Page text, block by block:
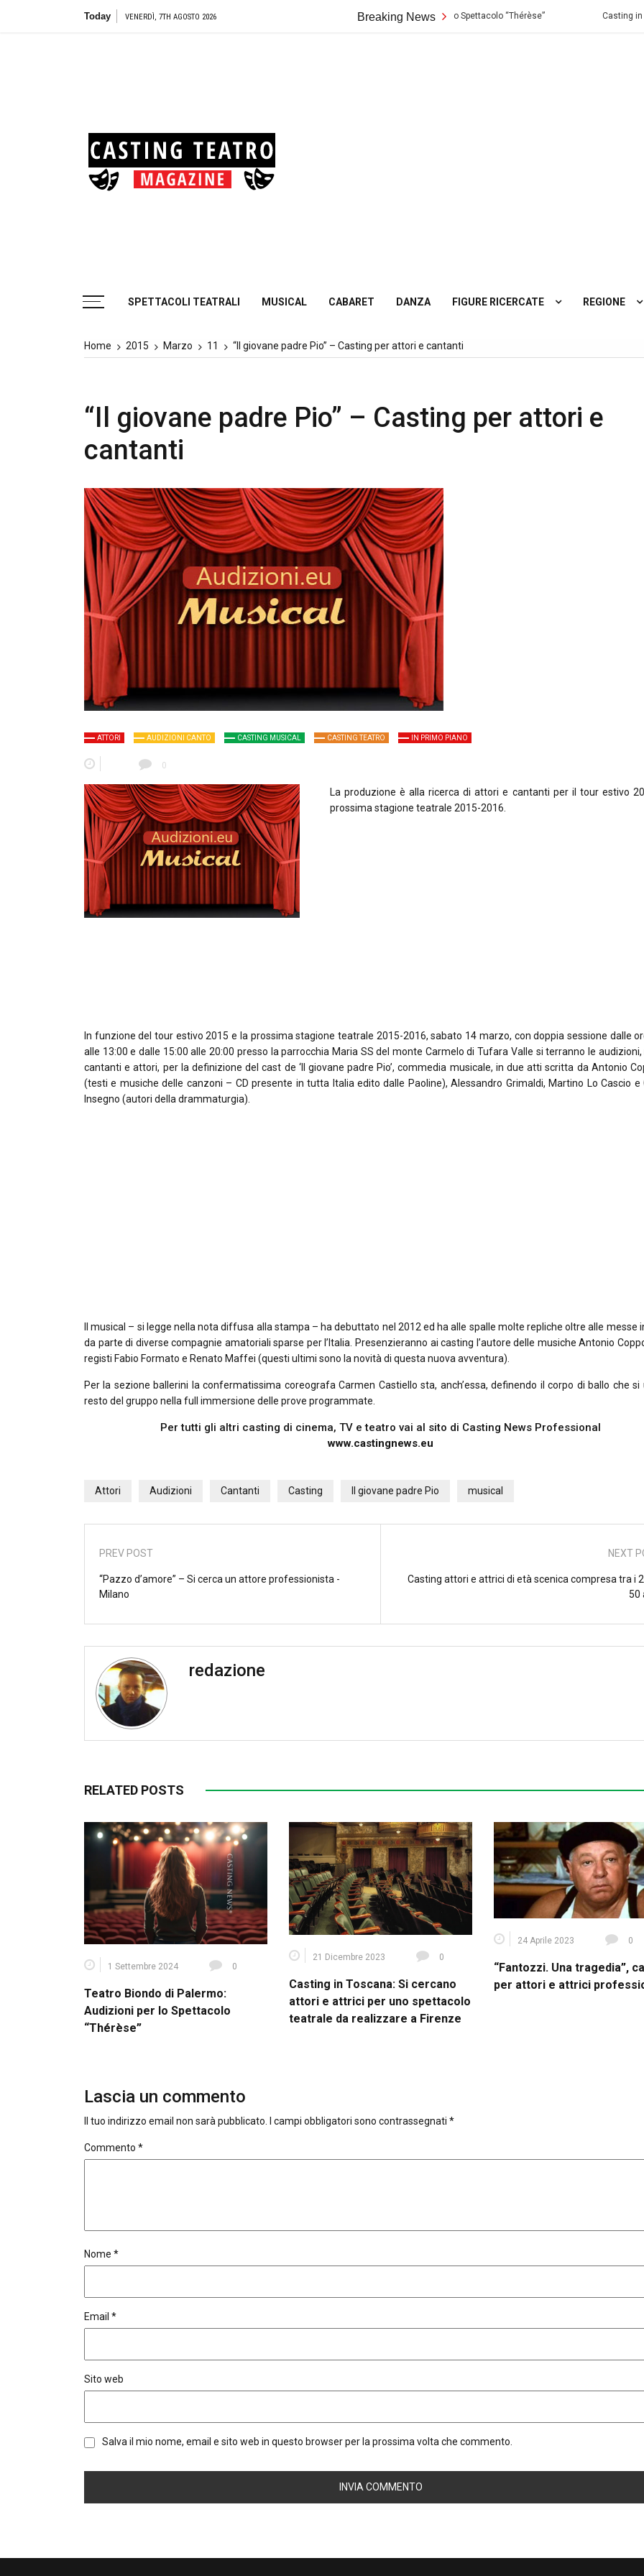
Today VENERDÌ, 7TH AGOSTO 2026 Breaking News
Teatro Biondo di Palermo: Audizioni per lo Spettacolo “Thérèse” Casting in
SPETTACOLI TEATRALI MUSICAL CABARET DANZA FIGURE RICERCATE REGIONE
Home 2015 Marzo 11 “Il giovane padre Pio” – Casting per attori e cantanti
“Il giovane padre Pio” – Casting per attori e
cantanti
ATTORI AUDIZIONI CANTO CASTING MUSICAL CASTING TEATRO IN PRIMO PIANO
0
La produzione è alla ricerca di attori e cantanti per il tour estivo
prossima stagione teatrale 2015-2016.
In funzione del tour estivo 2015 e la prossima stagione teatrale 2015-2016, sabato 14 marzo, con doppia sessione dalle
alle 13:00 e dalle 15:00 alle 20:00 presso la parrocchia Maria SS del monte Carmelo di Tufara Valle si terranno le audizioni,
cantanti e attori, per la definizione del cast de ‘Il giovane padre Pio’, commedia musicale, in due atti scritta da Antonio
(testi e musiche delle canzoni – CD presente in tutta Italia edito dalle Paoline), Alessandro Grimaldi, Martino Lo Cascio e
Insegno (autori della drammaturgia).
Il musical – si legge nella nota diffusa alla stampa – ha debuttato nel 2012 ed ha alle spalle molte repliche oltre alle messe
da parte di diverse compagnie amatoriali sparse per l’Italia. Presenzieranno ai casting l’autore delle musiche Antonio
registi Fabio Formato e Renato Maffei (questi ultimi sono la novità di questa nuova avventura).
Per la sezione ballerini la confermatissima coreografa Carmen Castiello sta, anch’essa, definendo il corpo di ballo che si
resto del gruppo nella full immersione delle prove programmate.
Per tutti gli altri casting di cinema, TV e teatro vai al sito di Casting News Professional
www.castingnews.eu
Attori Audizioni Cantanti Casting Il giovane padre Pio musical
PREV POST
“Pazzo d’amore” – Si cerca un attore professionista -
Milano
NEXT
Casting attori e attrici di età scenica compresa tra i
50
redazione
RELATED POSTS
1 Settembre 2024 0
Teatro Biondo di Palermo:
Audizioni per lo Spettacolo
“Thérèse”
21 Dicembre 2023 0
Casting in Toscana: Si cercano
attori e attrici per uno spettacolo
teatrale da realizzare a Firenze
24 Aprile 2023 0
“Fantozzi. Una tragedia”,
per attori e attrici
Lascia un commento
Il tuo indirizzo email non sarà pubblicato. I campi obbligatori sono contrassegnati *
Commento *
Nome *
Email *
Sito web
Salva il mio nome, email e sito web in questo browser per la prossima volta che commento.